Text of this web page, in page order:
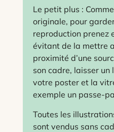
Le petit plus :
originale, pour
reproduction prenez
évitant de la mettre
proximité d’une
son cadre, laisser un
votre poster et la
exemple un passe-
Toutes les
sont vendus sans